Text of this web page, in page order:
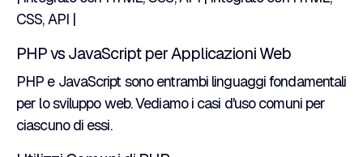
CSS, API |
PHP vs JavaScript per Applicazioni Web
PHP e JavaScript sono entrambi linguaggi fondamentali
per lo sviluppo web. Vediamo i casi d'uso comuni per
ciascuno di essi.